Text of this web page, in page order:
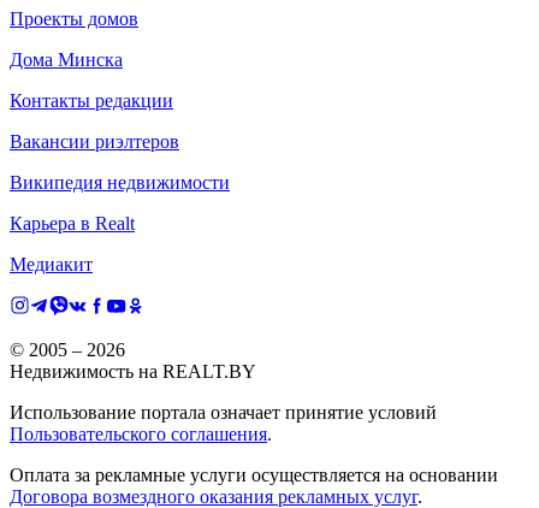
Проекты домов
Дома Минска
Контакты редакции
Вакансии риэлтеров
Википедия недвижимости
Карьера в Realt
Медиакит
© 2005 – 2026
Недвижимость на REALT.BY
Использование портала означает принятие условий
Пользовательского соглашения.
Оплата за рекламные услуги осуществляется на основании
Договора возмездного оказания рекламных услуг.